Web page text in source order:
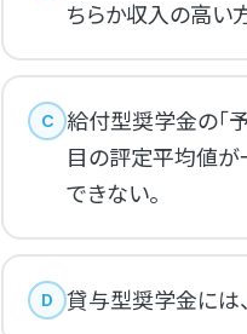
ちらか収入の高い
C
給付型奨学金の「
目の評定平均値が
できない。
D 貸与型奨学金には